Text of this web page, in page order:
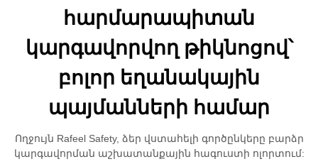
հարմարապիտան
կարգավորվող թիկնոցով՝
բոլոր եղանակային
պայմանների համար
Ողջույն Rafeel Safety, ձեր վստահելի գործընկերը բարձր
կարգավորման աշխատանքային հագուստի ոլորտում: